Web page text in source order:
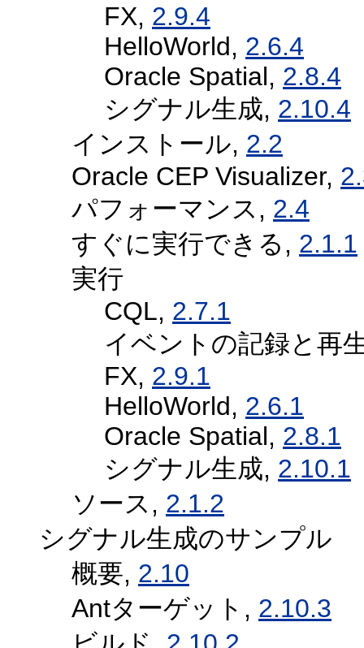
FX, 2.9.4
HelloWorld, 2.6.4
Oracle Spatial, 2.8.4
シグナル生成, 2.10.4
インストール, 2.2
Oracle CEP Visualizer,
パフォーマンス, 2.4
すぐに実行できる, 2.1.1
実行
CQL, 2.7.1
イベントの記録と再
FX, 2.9.1
HelloWorld, 2.6.1
Oracle Spatial, 2.8.1
シグナル生成, 2.10.1
ソース, 2.1.2
シグナル生成のサンプル
概要, 2.10
Antターゲット, 2.10.3